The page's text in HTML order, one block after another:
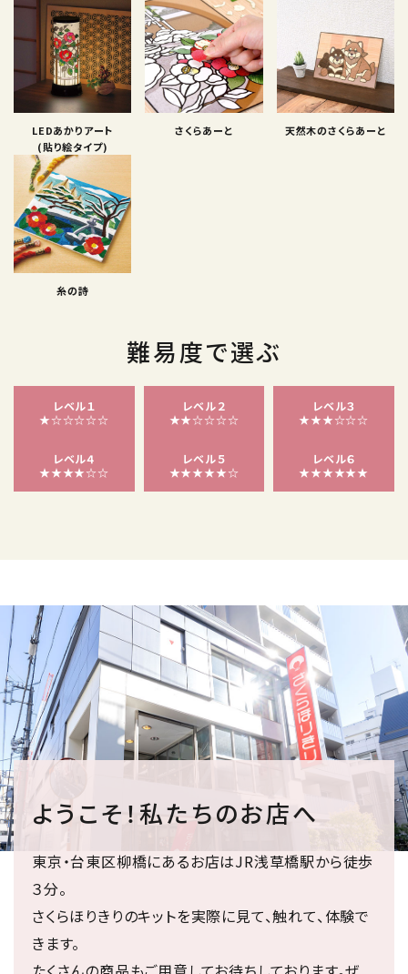
LEDあかりアート
(貼り絵タイプ)
さくらあーと 天然木のさくらあーと
糸の詩
難易度で選ぶ
レベル１
★☆☆☆☆☆
レベル２
★★☆☆☆☆
レベル３
★★★☆☆☆
レベル４
★★★★☆☆
レベル５
★★★★★☆
レベル６
★★★★★★
ようこそ！私たちのお店へ
東京・台東区柳橋にあるお店はJR浅草橋駅から徒歩
３分。
さくらほりきりのキットを実際に見て、触れて、体験で
きます。